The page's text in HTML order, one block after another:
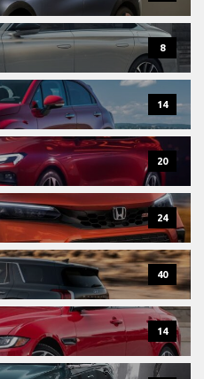
8
14
20
24
40
14